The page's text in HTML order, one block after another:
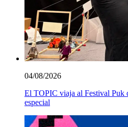
04/08/2026
El TOPIC viaja al Festival Puk
especial